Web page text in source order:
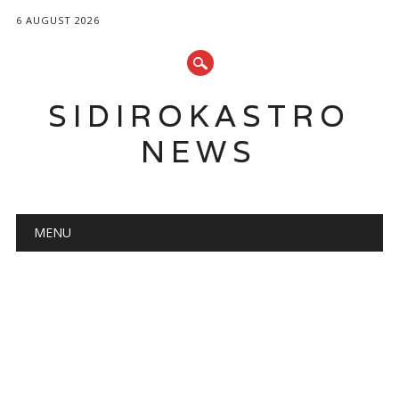
6 AUGUST 2026
SIDIROKASTRO
NEWS
Main menu
MENU